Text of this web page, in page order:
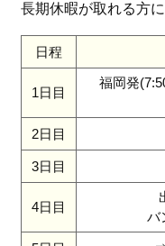
長期休暇が取れる方に
日程
1日目
福岡発
2日目
3日目
4日目
バ